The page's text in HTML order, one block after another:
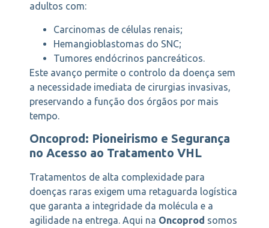
adultos com:
Carcinomas de células renais;
Hemangioblastomas do SNC;
Tumores endócrinos pancreáticos.
Este avanço permite o controlo da doença sem
a necessidade imediata de cirurgias invasivas,
preservando a função dos órgãos por mais
tempo.
Oncoprod: Pioneirismo e Segurança
no Acesso ao Tratamento VHL
Tratamentos de alta complexidade para
doenças raras exigem uma retaguarda logística
que garanta a integridade da molécula e a
agilidade na entrega. Aqui na Oncoprod somos